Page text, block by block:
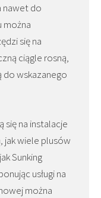
nawet do
można
się na
ciągle rosną,
do wskazanego
się na instalacje
wiele plusów
Sunking
usługi na
można